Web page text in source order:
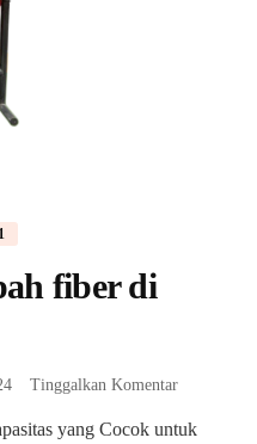
fiber di
Tinggalkan Komentarpada
Tempat
yang Cocok untuk